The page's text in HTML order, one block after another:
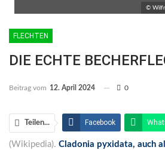
©
FLECHTEN
DIE ECHTE
Beitrag vom 12. April 2024 0
Teilen... Facebook
Email Linkedin
(Wikipedia). Cladonia pyxidata, auch